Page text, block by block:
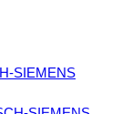
SIEMENS